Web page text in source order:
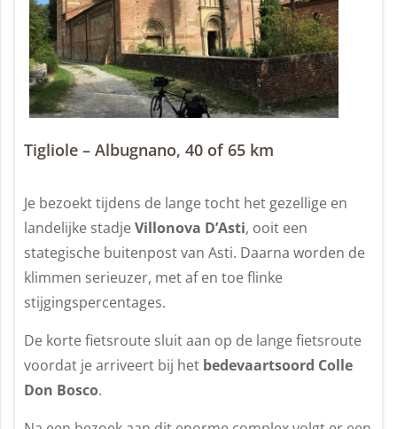
Tigliole – Albugnano, 40 of 65 km
Je bezoekt tijdens de lange tocht het gezellige en
landelijke stadjeVillonova D’Asti, ooit een
stategische buitenpost van Asti. Daarna worden de
klimmen serieuzer, met af en toe flinke
stijgingspercentages.
De korte fietsroute sluit aan op de lange fietsroute
voordat je arriveert bij het bedevaartsoord Colle
Don Bosco.